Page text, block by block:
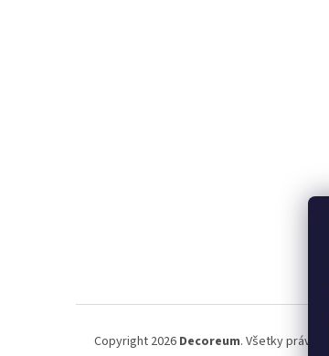
Copyright 2026 Decoreum. Všetky práva